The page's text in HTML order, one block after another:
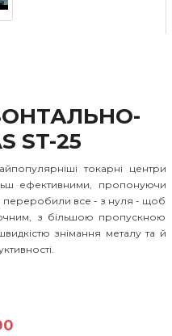
ST-25
токарні центри
ефективними, пропонуючи
переробили все - з нуля - щоб
з більшою пропускною
знімання металу та й